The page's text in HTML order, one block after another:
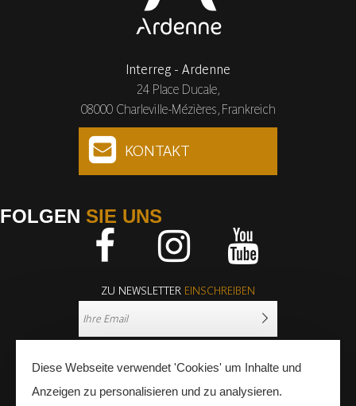
Interreg - Ardenne
24 Place Ducale,
08000 Charleville-Mézières, Frankreich
KONTAKT
FOLGEN SIE UNS
ZU NEWSLETTER EINSCHREIBEN
Diese Webseite verwendet 'Cookies' um Inhalte und
Anzeigen zu personalisieren und zu analysieren.